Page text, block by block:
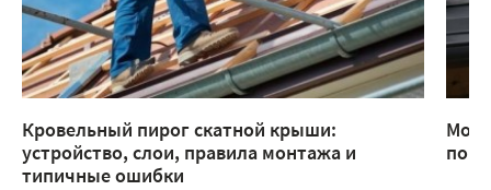
Кровельный пирог скатной крыши:
устройство, слои, правила монтажа и
типичные ошибки